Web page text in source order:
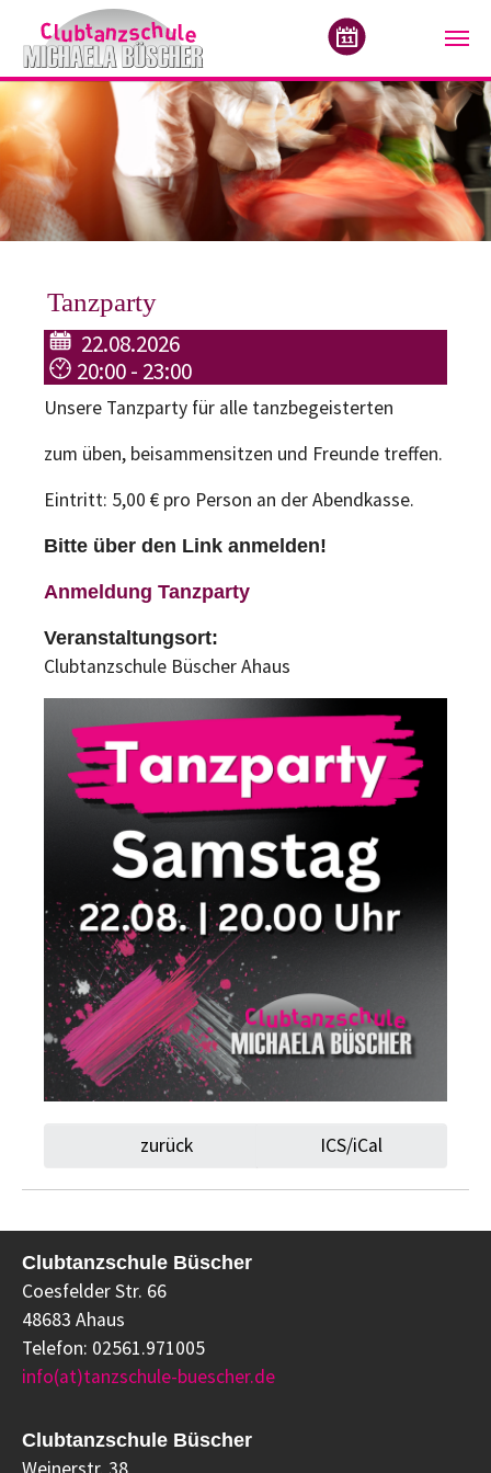
Zum Hauptinhalt springen
Tanzparty
22.08.2026
20:00 - 23:00
Unsere Tanzparty für alle tanzbegeisterten
zum üben, beisammensitzen und Freunde treffen.
Eintritt: 5,00 € pro Person an der Abendkasse.
Bitte über den Link anmelden!
Anmeldung Tanzparty
Veranstaltungsort:
Clubtanzschule Büscher Ahaus
zurück ICS/iCal
Clubtanzschule Büscher
Coesfelder Str. 66
48683 Ahaus
Telefon: 02561.971005
info(at)tanzschule-buescher.de
Clubtanzschule Büscher